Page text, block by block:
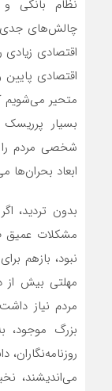
نظام بانکی
چالش‌های
اقتصادی زیادی
اقتصادی
متحیر می‌شویم
بسیار
شخصی مردم را
ابعاد بحران‌‌‌‌‌‌ها
بدون تردید،
مشکلات عمیق
نبود، بازهم
مهلتی بیش از
مردم نیاز
بزرگ موجود،
می‌‌‌‌‌‌اندیشند،